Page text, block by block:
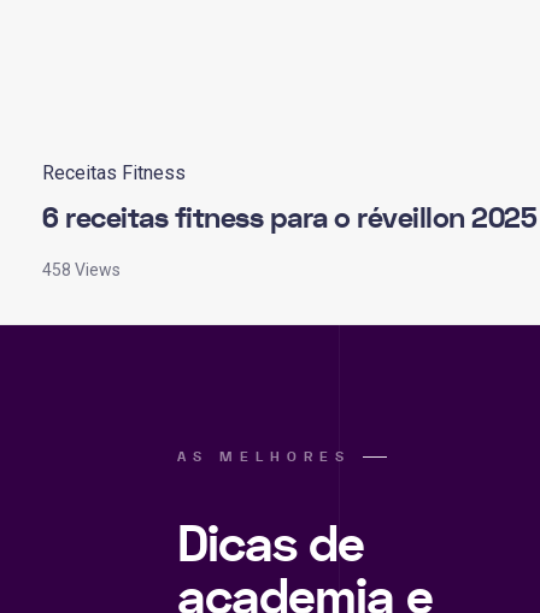
Receitas Fitness
6 receitas fitness para o réveillon 2025
458 Views
AS MELHORES
Dicas de
academia e